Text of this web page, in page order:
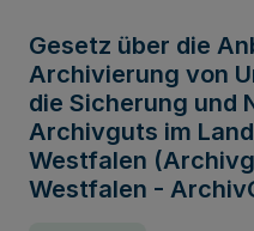
Gesetz über die
Archivierung von
die Sicherung und
Archivguts im
Westfalen
Westfalen -